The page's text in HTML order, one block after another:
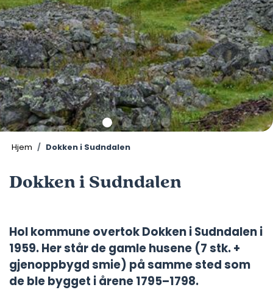
Hjem Dokken i Sudndalen
Dokken i Sudndalen
Hol kommune overtok Dokken i Sudndalen i
1959. Her står de gamle husene (7 stk. +
gjenoppbygd smie) på samme sted som
de ble bygget i årene 1795–1798.